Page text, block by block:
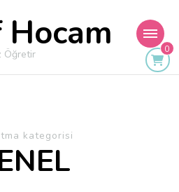
Öğretir 0
kategorisi